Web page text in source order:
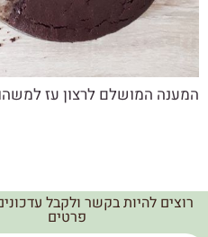
המענה המושלם לרצון עז
רוצים להיות בקשר ולקבל
פרטים